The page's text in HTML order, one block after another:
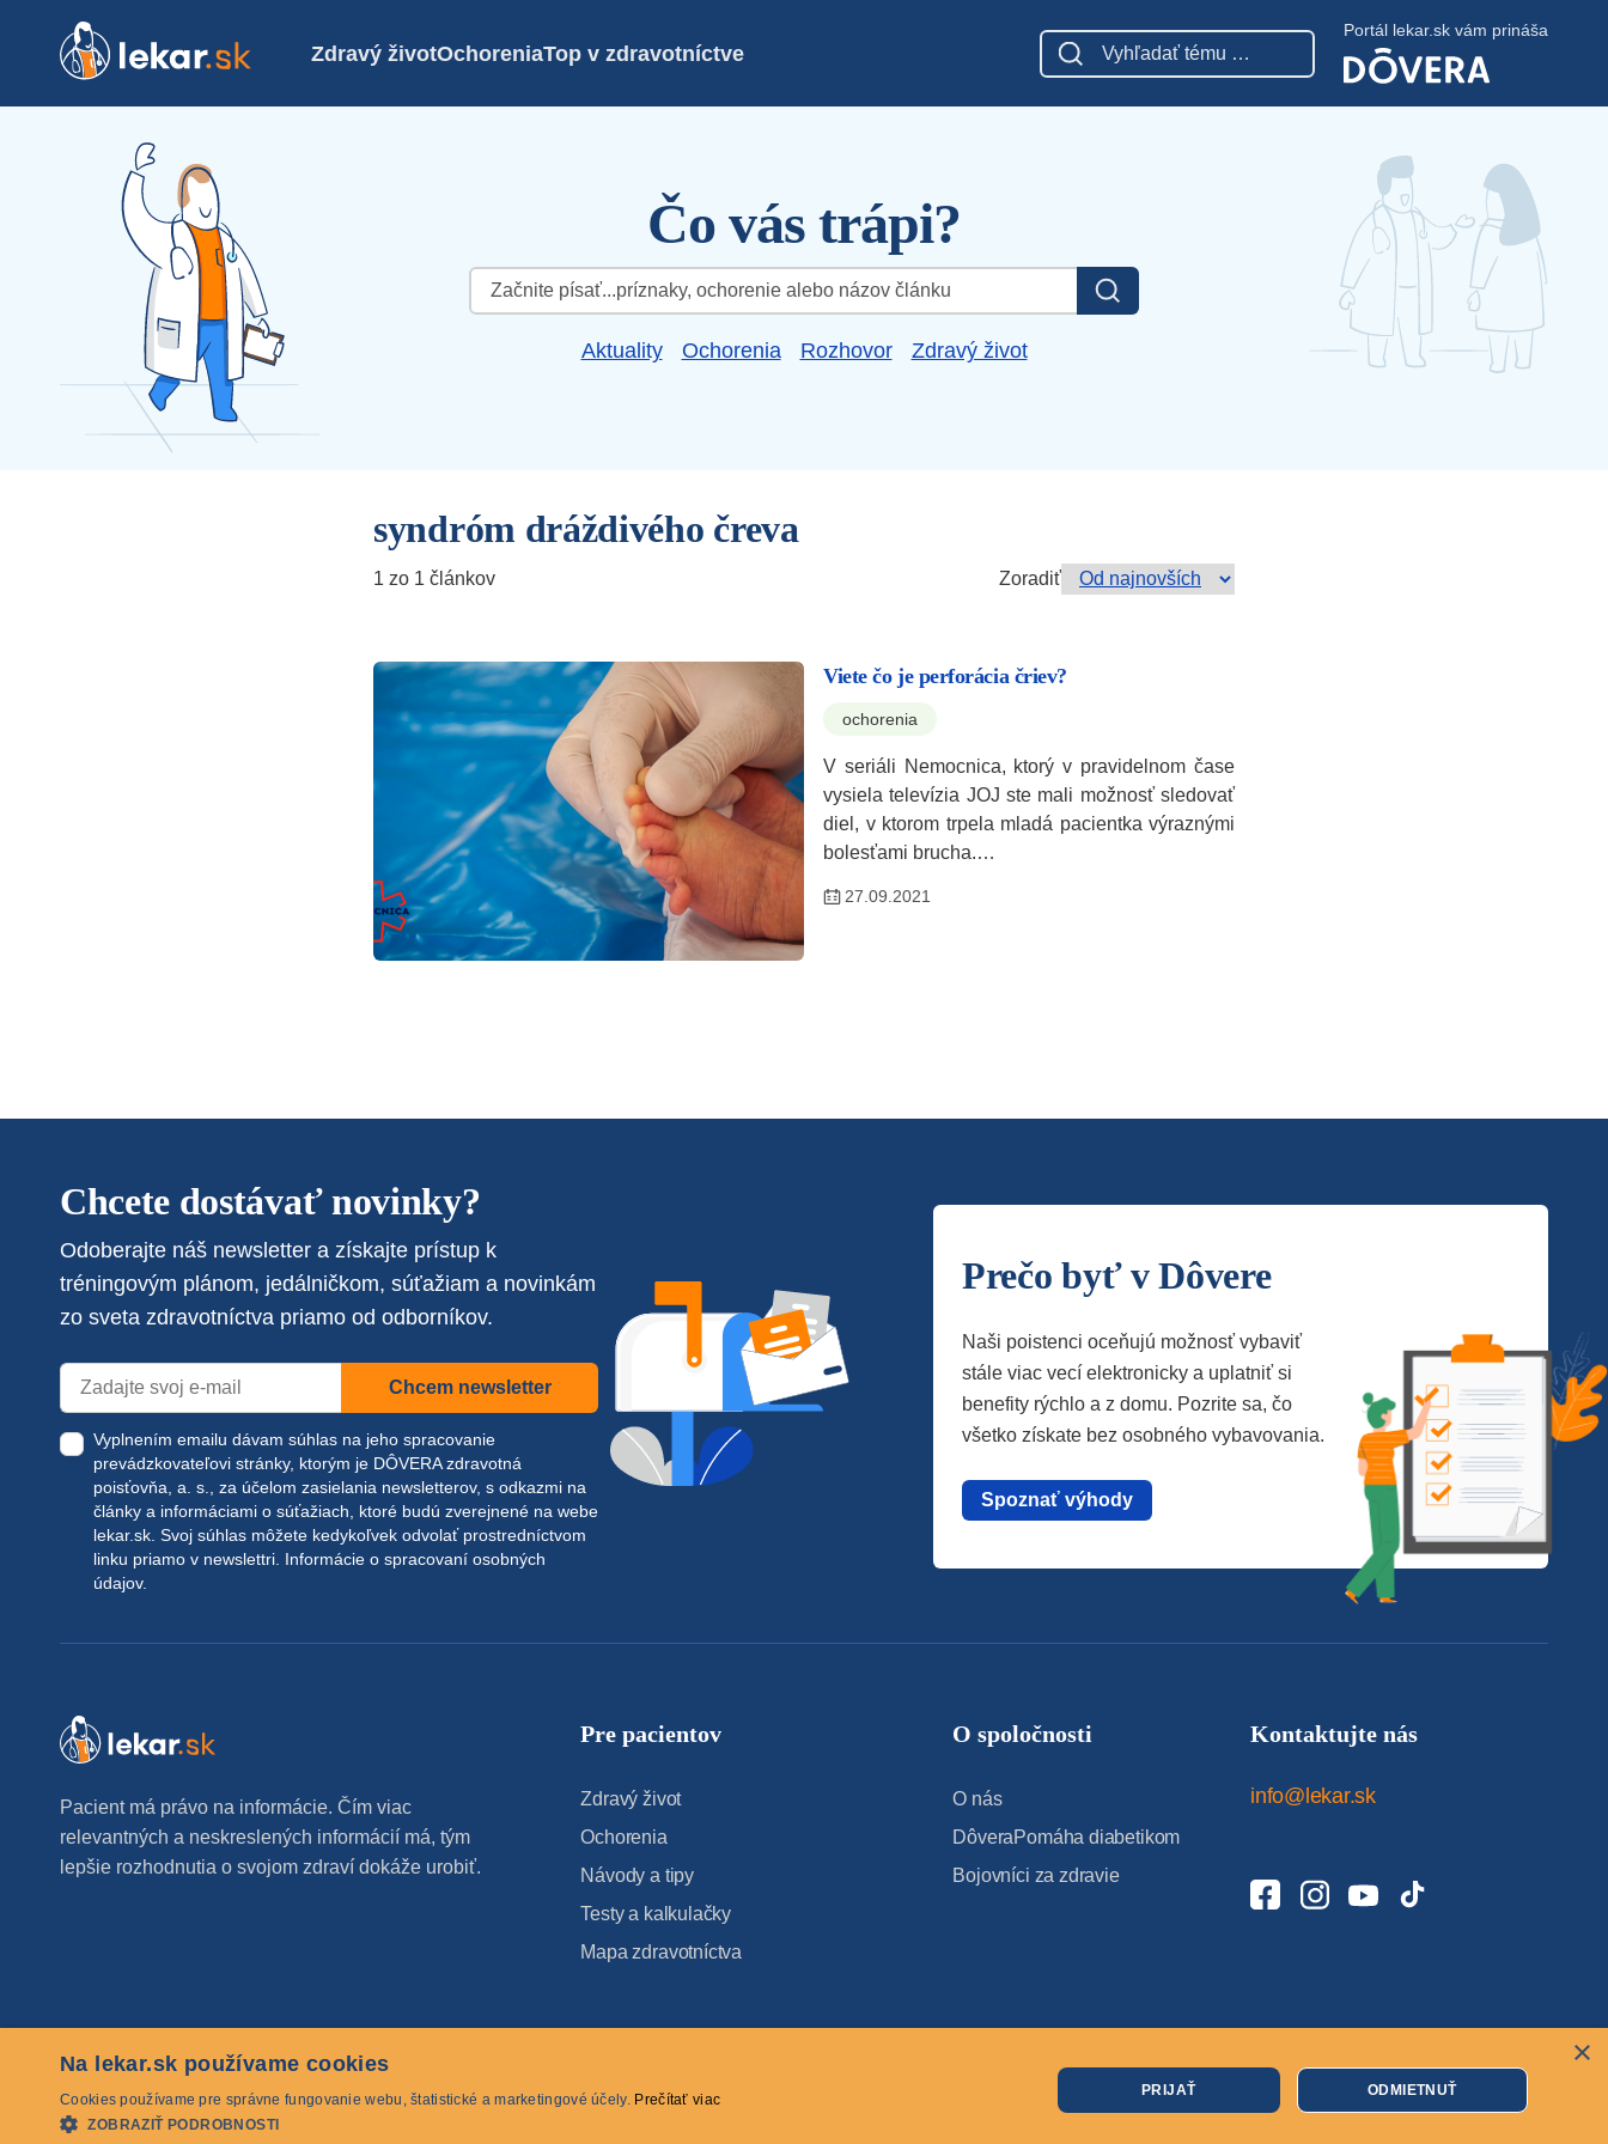
Zdravý životOchoreniaTop v zdravotníctve
Portál lekar.sk vám prináša
Čo vás trápi?
Hľadať:
Aktuality Ochorenia Rozhovor Zdravý život
syndróm dráždivého čreva
1 zo 1 článkov Zoradiť
Viete čo je perforácia čriev?
ochorenia
V seriáli Nemocnica, ktorý v pravidelnom čase
vysiela televízia JOJ ste mali možnosť sledovať
diel, v ktorom trpela mladá pacientka výraznými
bolesťami brucha.…
27.09.2021
Chcete dostávať novinky?
Odoberajte náš newsletter a získajte prístup k
tréningovým plánom, jedálničkom, súťažiam a novinkám
zo sveta zdravotníctva priamo od odborníkov.
Chcem newsletter
Vyplnením emailu dávam súhlas na jeho spracovanie
prevádzkovateľovi stránky, ktorým je DÔVERA zdravotná
poisťovňa, a. s., za účelom zasielania newsletterov, s odkazmi na
články a informáciami o súťažiach, ktoré budú zverejnené na webe
lekar.sk . Svoj súhlas môžete kedykoľvek odvolať prostredníctvom
linku priamo v newslettri. Informácie o spracovaní osobných
údajov.
Prečo byť v Dôvere
Naši poistenci oceňujú možnosť vybaviť
stále viac vecí elektronicky a uplatniť si
benefity rýchlo a z domu. Pozrite sa, čo
všetko získate bez osobného vybavovania.
Spoznať výhody
Pacient má právo na informácie. Čím viac
relevantných a neskreslených informácií má, tým
lepšie rozhodnutia o svojom zdraví dokáže urobiť.
Pre pacientov
Zdravý život
Ochorenia
Návody a tipy
Testy a kalkulačky
Mapa zdravotníctva
O spoločnosti
O nás
DôveraPomáha diabetikom
Bojovníci za zdravie
Kontaktujte nás
info@lekar.sk
© 2026 lekar.sk Všetky práva vyhradené Cookies
×
Na lekar.sk používame cookies
Cookies používame pre správne fungovanie webu, štatistické a marketingové účely. Prečítať viac
ZOBRAZIŤ PODROBNOSTI
PRIJAŤ ODMIETNUŤ